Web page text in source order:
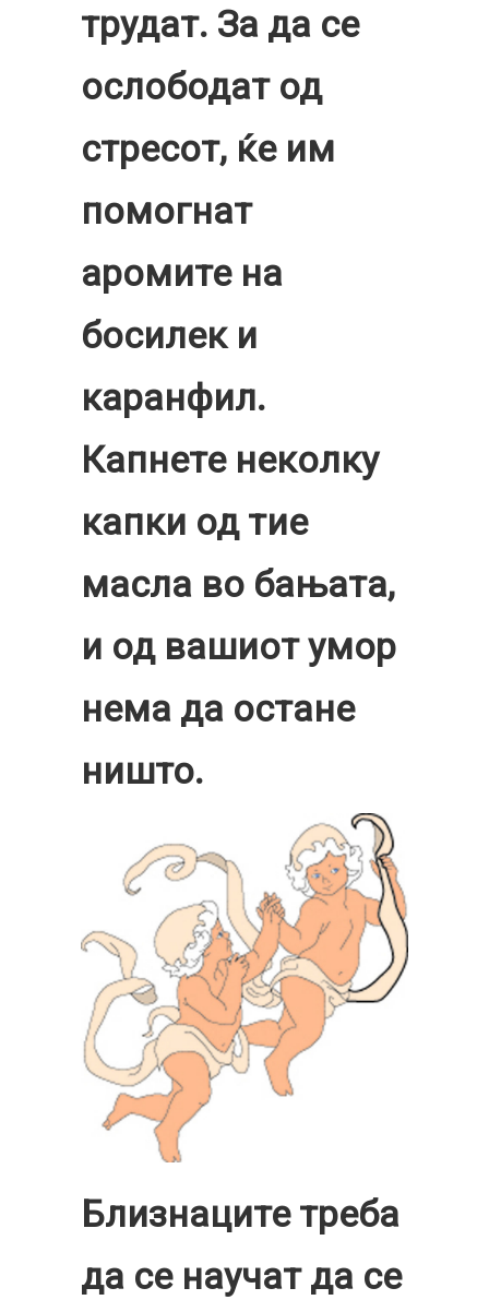
трудат. За да се
ослободат од
стресот, ќе им
помогнат
аромите на
босилек и
каранфил.
Капнете неколку
капки од тие
масла во бањата,
и од вашиот умор
нема да остане
ништо.
Близнаците треба
да се научат да се